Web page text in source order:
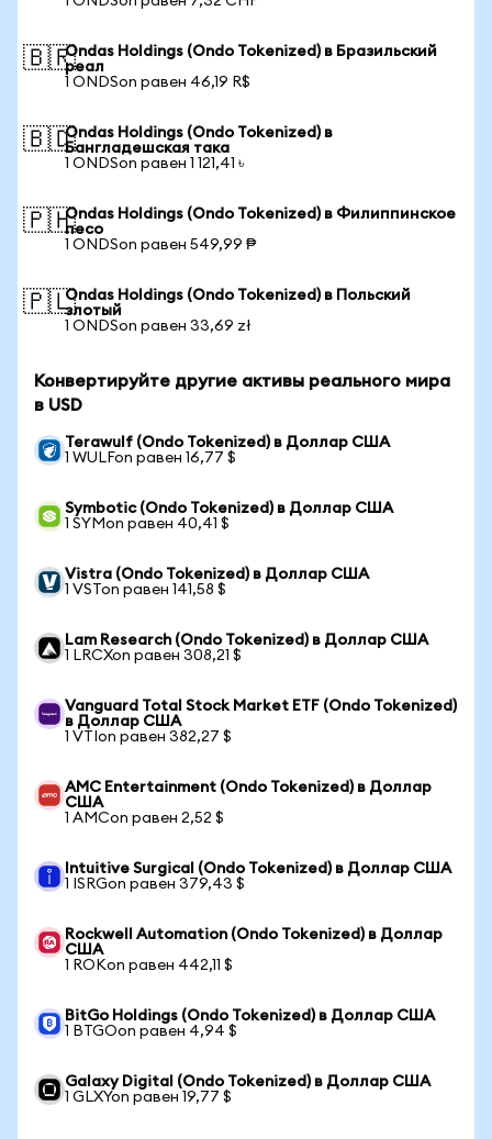
🇧🇷Ondas Holdings (Ondo Tokenized) в Бразильский
реал
1 ONDSon равен 46,19 R$
🇧🇩Ondas Holdings (Ondo Tokenized) в
Бангладешская така
1 ONDSon равен 1 121,41 ৳
🇵🇭Ondas Holdings (Ondo Tokenized) в Филиппинское
песо
1 ONDSon равен 549,99 ₱
🇵🇱Ondas Holdings (Ondo Tokenized) в Польский
злотый
1 ONDSon равен 33,69 zł
Конвертируйте другие активы реального мира
в USD
Terawulf (Ondo Tokenized) в Доллар США
1 WULFon равен 16,77 $
Symbotic (Ondo Tokenized) в Доллар США
1 SYMon равен 40,41 $
Vistra (Ondo Tokenized) в Доллар США
1 VSTon равен 141,58 $
Lam Research (Ondo Tokenized) в Доллар США
1 LRCXon равен 308,21 $
Vanguard Total Stock Market ETF (Ondo Tokenized)
в Доллар США
1 VTIon равен 382,27 $
AMC Entertainment (Ondo Tokenized) в Доллар
США
1 AMCon равен 2,52 $
Intuitive Surgical (Ondo Tokenized) в Доллар США
1 ISRGon равен 379,43 $
Rockwell Automation (Ondo Tokenized) в Доллар
США
1 ROKon равен 442,11 $
BitGo Holdings (Ondo Tokenized) в Доллар США
1 BTGOon равен 4,94 $
Galaxy Digital (Ondo Tokenized) в Доллар США
1 GLXYon равен 19,77 $